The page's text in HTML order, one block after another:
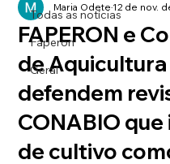
Todas as notícias
Faperon
Geral
FAPERON e
de Aquicultura
defendem
CONABIO
de cultivo
Maria Odete12 de nov.